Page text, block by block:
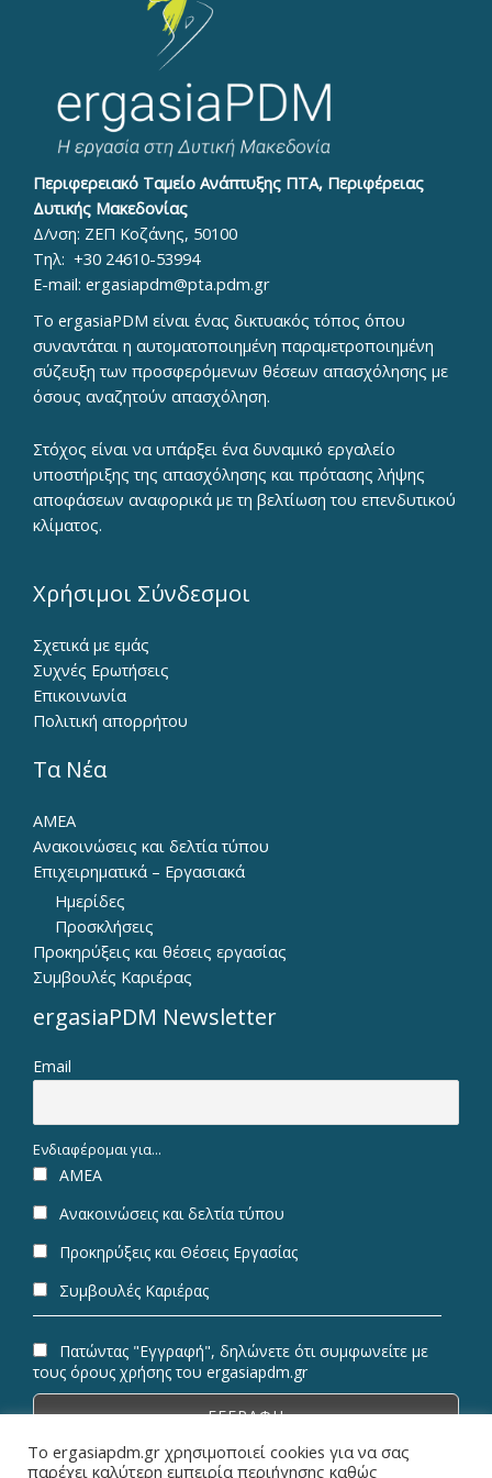
Περιφερειακό Ταμείο Ανάπτυξης ΠΤΑ, Περιφέρειας
Δυτικής Μακεδονίας
Δ/νση: ΖΕΠ Κοζάνης, 50100
Τηλ: +30 24610-53994
E-mail: ergasiapdm@pta.pdm.gr
To ergasiaPDM είναι ένας δικτυακός τόπος όπου
συναντάται η αυτοματοποιημένη παραμετροποιημένη
σύζευξη των προσφερόμενων θέσεων απασχόλησης με
όσους αναζητούν απασχόληση.
Στόχος είναι να υπάρξει ένα δυναμικό εργαλείο
υποστήριξης της απασχόλησης και πρότασης λήψης
αποφάσεων αναφορικά με τη βελτίωση του επενδυτικού
κλίματος.
Χρήσιμοι Σύνδεσμοι
Σχετικά με εμάς
Συχνές Ερωτήσεις
Επικοινωνία
Πολιτική απορρήτου
Τα Νέα
ΑΜΕΑ
Ανακοινώσεις και δελτία τύπου
Επιχειρηματικά – Εργασιακά
Ημερίδες
Προσκλήσεις
Προκηρύξεις και θέσεις εργασίας
Συμβουλές Καριέρας
ergasiaPDM Newsletter
Email
Ενδιαφέρομαι για...
ΑΜΕΑ
Ανακοινώσεις και δελτία τύπου
Προκηρύξεις και Θέσεις Εργασίας
Συμβουλές Καριέρας
Πατώντας "Εγγραφή", δηλώνετε ότι συμφωνείτε με
τους όρους χρήσης του ergasiapdm.gr
Το ergasiapdm.gr χρησιμοποιεί cookies για να σας
παρέχει καλύτερη εμπειρία περιήγησης καθώς